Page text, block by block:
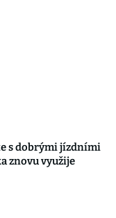
s dobrými jízdními
znovu využije